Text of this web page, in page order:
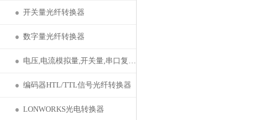
● 开关量光纤转换器
● 数字量光纤转换器
● 电压,电流模拟量,开关量,串口复用设备
● 编码器HTL/TTL信号光纤转换器
● LONWORKS光电转换器